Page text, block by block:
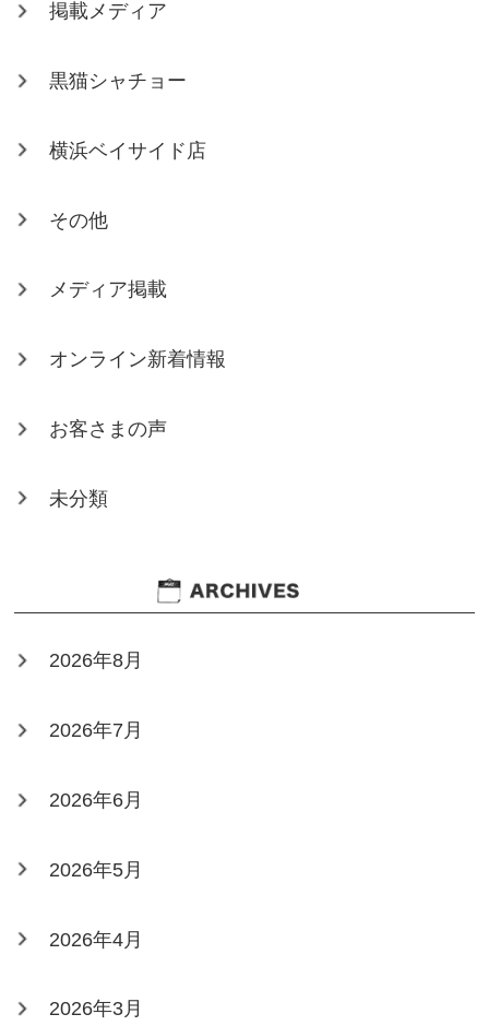
掲載メディア
黒猫シャチョー
横浜ベイサイド店
その他
メディア掲載
オンライン新着情報
お客さまの声
未分類
2026年8月
2026年7月
2026年6月
2026年5月
2026年4月
2026年3月